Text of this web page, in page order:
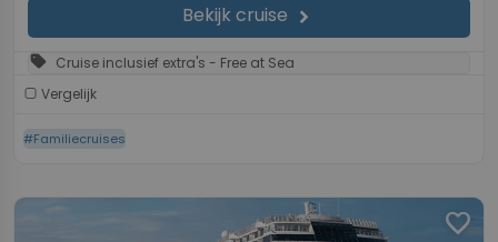
Bekijk cruise chevron_right
sell Cruise inclusief extra's - Free at Sea
Vergelijk
#Familiecruises
favorite